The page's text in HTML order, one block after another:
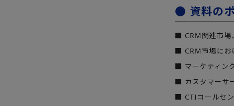
● 資料の
■ CRM関連市場
■ CRM市場にお
■ マーケティン
■ カスタマーサ
■ CTIコールセ